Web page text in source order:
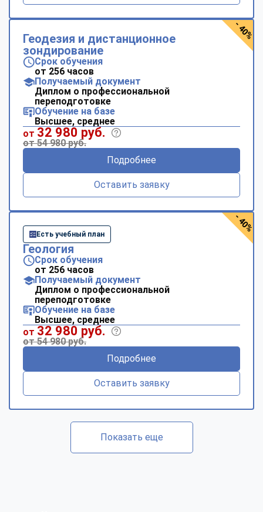
Геодезия и дистанционное
зондирование
Срок обучения
от 256 часов
Получаемый документ
Диплом о профессиональной
переподготовке
Обучение на базе
Высшее, среднее
от 32 980 руб.
от 54 980 руб.
Подробнее
Оставить заявку
- 40%
Есть учебный план
Геология
Срок обучения
от 256 часов
Получаемый документ
Диплом о профессиональной
переподготовке
Обучение на базе
Высшее, среднее
от 32 980 руб.
от 54 980 руб.
Подробнее
Оставить заявку
- 40%
Показать еще